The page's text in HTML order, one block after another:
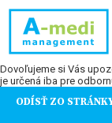
Dovoľujeme si Vás
je určená iba pre
ODÍSŤ ZO